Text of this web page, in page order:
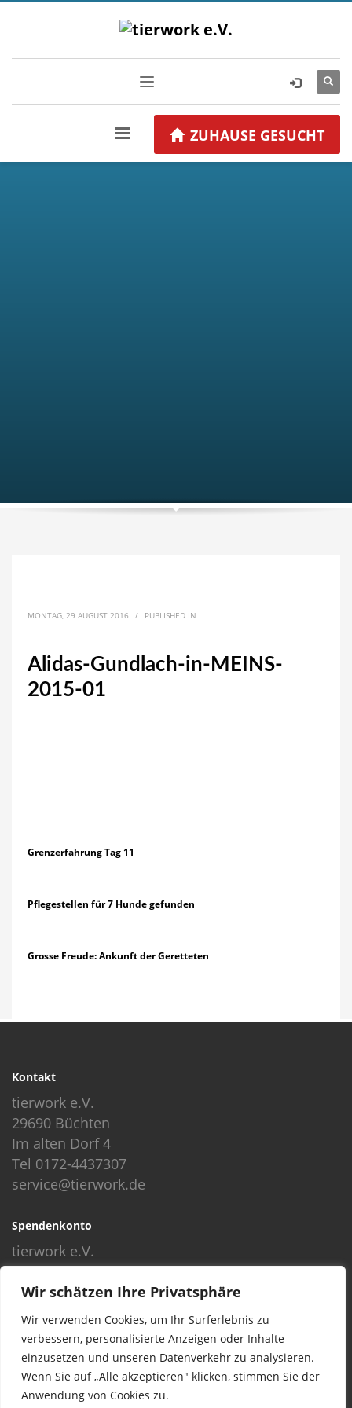
Wir schätzen Ihre Privatsphäre
Wir verwenden Cookies, um Ihr Surferlebnis zu
verbessern, personalisierte Anzeigen oder Inhalte
einzusetzen und unseren Datenverkehr zu analysieren.
Wenn Sie auf „Alle akzeptieren" klicken, stimmen Sie der
Anwendung von Cookies zu.
ZUHAUSE GESUCHT
MONTAG, 29 AUGUST 2016 / PUBLISHED IN
Alidas-Gundlach-in-MEINS-
2015-01
Grenzerfahrung Tag 11
Pflegestellen für 7 Hunde gefunden
Grosse Freude: Ankunft der Geretteten
Kontakt
tierwork e.V.
29690 Büchten
Im alten Dorf 4
Tel 0172-4437307
service@tierwork.de
Spendenkonto
tierwork e.V.
Volksbank
BLZ: 24060300
Konto: 4902218000
IBAN: DE68240603004902218000
BIC: GENODEF1NBU